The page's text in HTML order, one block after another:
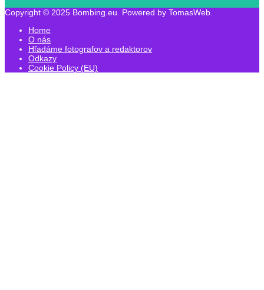
Copyright © 2025 Bombing.eu. Powered by TomasWeb.
Home
O nás
Hľadáme fotografov a redaktorov
Odkazy
Cookie Policy (EU)